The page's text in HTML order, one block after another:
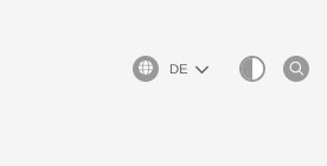
Sprachauswahl